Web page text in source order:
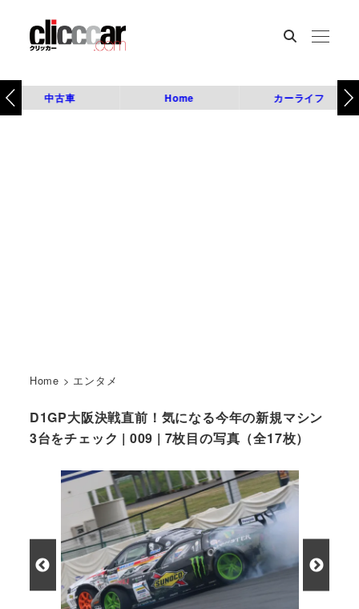
中古車 Home カーライフ
Home > エンタメ
D1GP大阪決戦直前！気になる今年の新規マシン
3台をチェック | 009 | 7枚目の写真（全17枚）